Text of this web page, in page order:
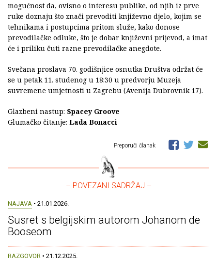
mogućnost da, ovisno o interesu publike, od njih iz prve
ruke doznaju što znači prevoditi književno djelo, kojim se
tehnikama i postupcima pritom služe, kako donose
prevodilačke odluke, što je dobar književni prijevod, a imat
će i priliku čuti razne prevodilačke anegdote.
Svečana proslava 70. godišnjice osnutka Društva održat će
se u petak 11. studenog u 18:30 u predvorju Muzeja
suvremene umjetnosti u Zagrebu (Avenija Dubrovnik 17).
Glazbeni nastup: Spacey Groove
Glumačko čitanje: Lada Bonacci
Preporuči članak
– POVEZANI SADRŽAJ –
NAJAVA • 21.01.2026.
Susret s belgijskim autorom Johanom de
Booseom
RAZGOVOR • 21.12.2025.